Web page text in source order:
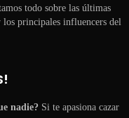
todo sobre las últimas
los principales influencers del
nadie? Si te apasiona cazar